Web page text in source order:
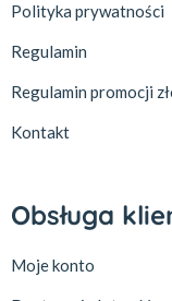
Polityka prywatności
Regulamin
Regulamin promocji
Kontakt
Obsługa
Moje konto